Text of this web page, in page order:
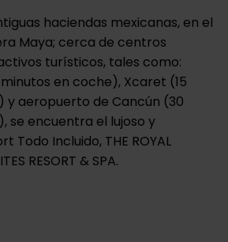
haciendas mexicanas, en el
Maya; cerca de centros
turísticos, tales como:
minutos en coche), Xcaret (15
y aeropuerto de Cancún (30
se encuentra el lujoso y
Todo Incluido, THE ROYAL
RESORT & SPA.